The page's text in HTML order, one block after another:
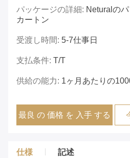
パッケージの詳細: Neturalの
カートン
受渡し時間: 5-7仕事日
支払条件: T/T
供給の能力: 1ヶ月あたりの
最良 の 価格 を 入手 する
仕様 記述